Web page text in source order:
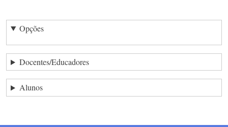
Opções
Docentes/Educadores
Alunos